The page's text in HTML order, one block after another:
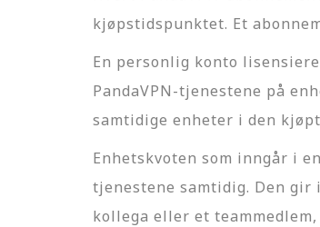
kjøpstidspunktet. Et
En personlig konto
PandaVPN-tjenestene på
samtidige enheter i den
Enhetskvoten som inngår i
tjenestene samtidig. Den
kollega eller et